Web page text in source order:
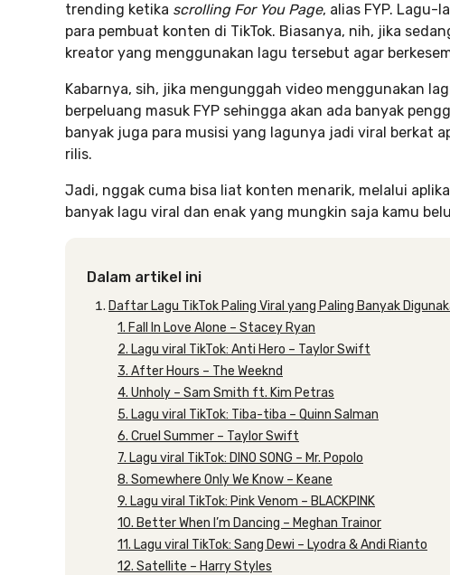
trending ketika scrolling For You Page, alias FYP. Lagu-
para pembuat konten di TikTok. Biasanya, nih, jika
kreator yang menggunakan lagu tersebut agar
Kabarnya, sih, jika mengunggah video menggunakan
berpeluang masuk FYP sehingga akan ada banyak
banyak juga para musisi yang lagunya jadi viral berkat
rilis.
Jadi, nggak cuma bisa liat konten menarik, melalui
banyak lagu viral dan enak yang mungkin saja kamu
Dalam artikel ini
Daftar Lagu TikTok Paling Viral yang Paling Banyak
1. Fall In Love Alone – Stacey Ryan
2. Lagu viral TikTok: Anti Hero – Taylor Swift
3. After Hours – The Weeknd
4. Unholy – Sam Smith ft. Kim Petras
5. Lagu viral TikTok: Tiba-tiba – Quinn Salman
6. Cruel Summer – Taylor Swift
7. Lagu viral TikTok: DINO SONG – Mr. Popolo
8. Somewhere Only We Know – Keane
9. Lagu viral TikTok: Pink Venom – BLACKPINK
10. Better When I’m Dancing – Meghan Trainor
11. Lagu viral TikTok: Sang Dewi – Lyodra & Andi Rianto
12. Satellite – Harry Styles